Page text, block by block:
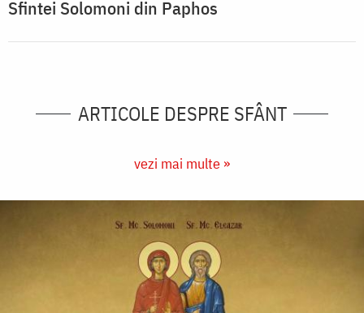
Sfintei Solomoni din Paphos
ARTICOLE DESPRE SFÂNT
vezi mai multe »